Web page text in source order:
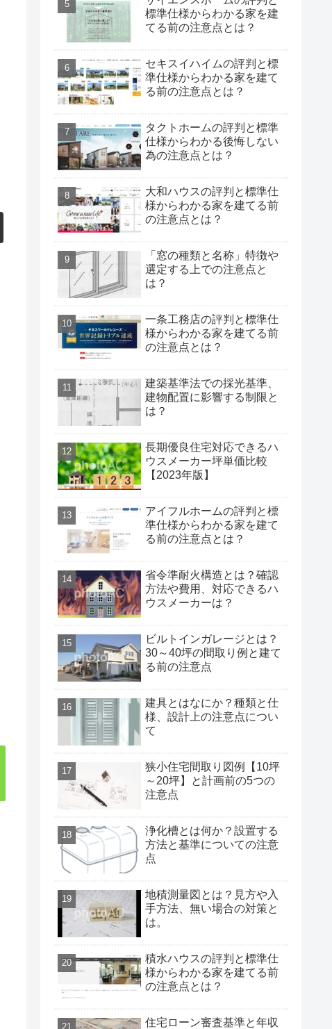
標準仕様からわかる家を建
てる前の注意点とは？
セキスイハイムの評判と標
準仕様からわかる家を建て
る前の注意点とは？
タクトホームの評判と標準
仕様からわかる後悔しない
為の注意点とは？
大和ハウスの評判と標準仕
様からわかる家を建てる前
の注意点とは？
「窓の種類と名称」特徴や
選定する上での注意点と
は？
一条工務店の評判と標準仕
様からわかる家を建てる前
の注意点とは？
建築基準法での採光基準、
建物配置に影響する制限と
は？
長期優良住宅対応できるハ
ウスメーカー坪単価比較
【2023年版】
アイフルホームの評判と標
準仕様からわかる家を建て
る前の注意点とは？
省令準耐火構造とは？確認
方法や費用、対応できるハ
ウスメーカーは？
ビルトインガレージとは？
30～40坪の間取り例と建て
る前の注意点
建具とはなにか？種類と仕
様、設計上の注意点につい
て
狭小住宅間取り図例【10坪
～20坪】と計画前の5つの
注意点
浄化槽とは何か？設置する
方法と基準についての注意
点
地積測量図とは？見方や入
手方法、無い場合の対策と
は。
積水ハウスの評判と標準仕
様からわかる家を建てる前
の注意点とは？
住宅ローン審査基準と年収